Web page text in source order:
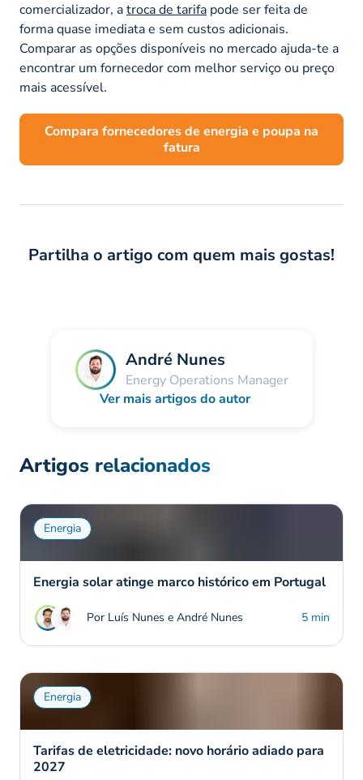
comercializador, atroca de tarifa pode ser feita de
forma quase imediata e sem custos adicionais.
Comparar as opções disponíveis no mercado ajuda-te a
encontrar um fornecedor com melhor serviço ou preço
mais acessível.
Compara fornecedores de energia e poupa na
fatura
Partilha o artigo com quem mais gostas!
André Nunes
Energy Operations Manager
Ver mais artigos do autor
Artigos relacionados
Energia
Energia solar atinge marco histórico em Portugal
Por Luís Nunes e André Nunes 5 min
Energia
Tarifas de eletricidade: novo horário adiado para
2027